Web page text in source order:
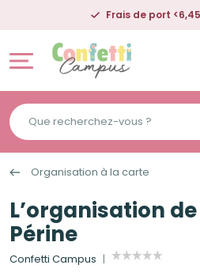
Frais de port
Que
recherchez-
vous
?
Organisation à la carte
L’organisation
Périne
Confetti Campus